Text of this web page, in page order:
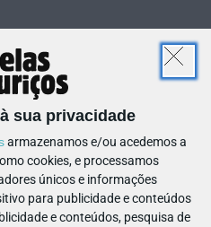
sua privacidade
armazenamos e/ou acedemos a
cookies, e processamos
únicos e informações
para publicidade e conteúdos
e conteúdos, pesquisa de